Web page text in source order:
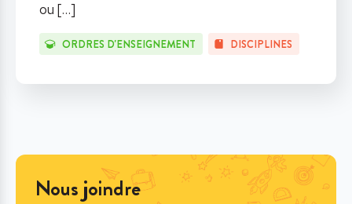
ou […]
ORDRES D'ENSEIGNEMENT DISCIPLINES
Nous joindre